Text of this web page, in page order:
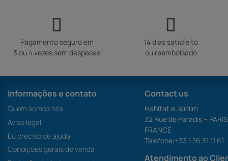
Pagamento seguro em
3 ou 4 vezes sem despesas
14 dias satisfeito
ou reembolsado
Informações e contato
Quem somos nós
Aviso legal
Eu preciso de ajuda
Condições gerais de venda
Contact us
Habitat e Jardim
32 Rue de Paradis –
FRANCE
Telefone:+33 1 76 31 11 61
Atendimento ao